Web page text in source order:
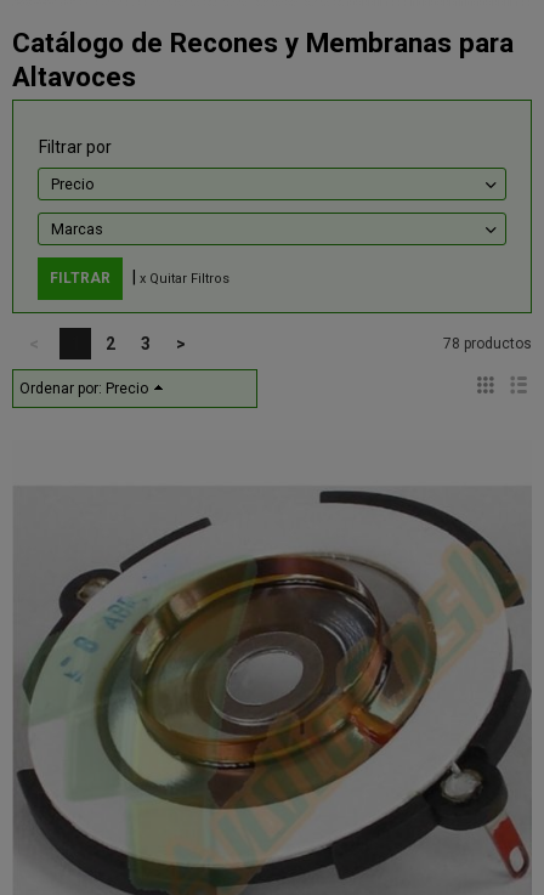
Catálogo de Recones y Membranas para
Altavoces
Filtrar por
Precio
Marcas
x Quitar Filtros
2 3 > 78 productos
Ordenar por: Precio